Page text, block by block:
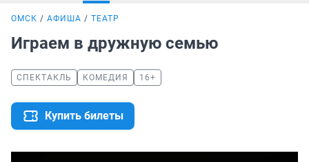
ОМСК АФИША ТЕАТР
Играем в дружную семью
СПЕКТАКЛЬ КОМЕДИЯ 16+
Купить билеты